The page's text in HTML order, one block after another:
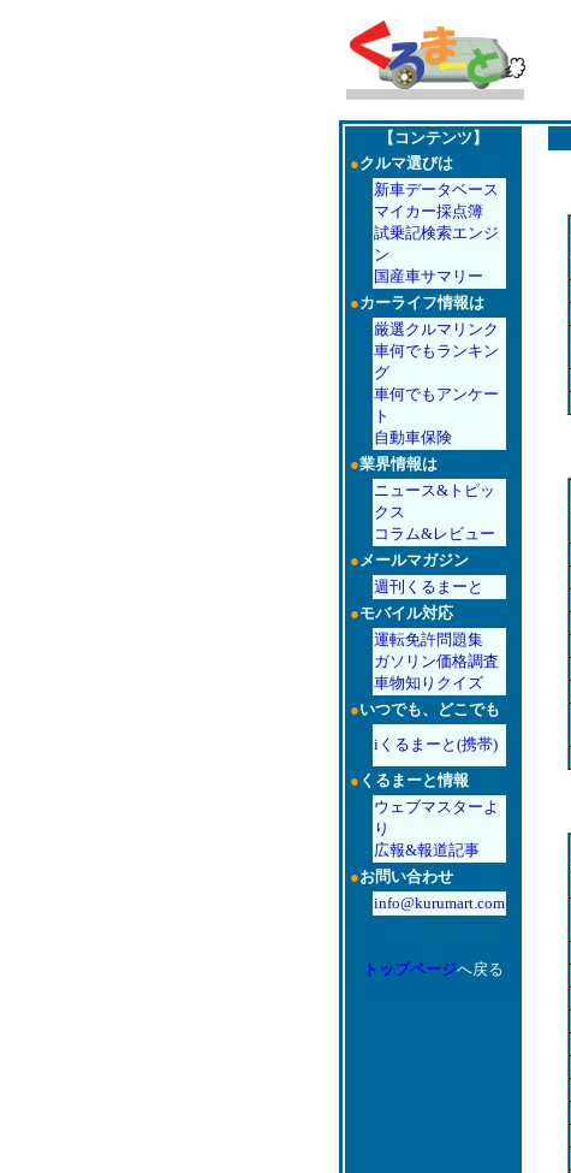
【コンテンツ】
●クルマ選びは
新車データベース
マイカー採点簿
試乗記検索エンジ
ン
国産車サマリー
●カーライフ情報は
厳選クルマリンク
車何でもランキン
グ
車何でもアンケー
ト
自動車保険
●業界情報は
ニュース&トピッ
クス
コラム&レビュー
●メールマガジン
週刊くるまーと
●モバイル対応
運転免許問題集
ガソリン価格調査
車物知りクイズ
●いつでも、どこでも
iくるまーと(携帯)
● くるまーと情報
ウェブマスターよ
り
広報&報道記事
●お問い合わせ
info@kurumart.com
トップページへ戻る